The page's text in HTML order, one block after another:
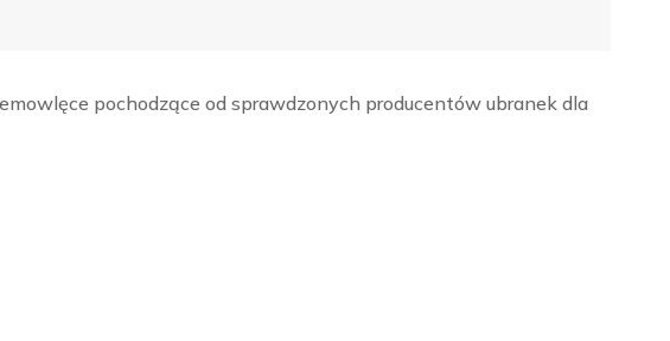
pochodzące od sprawdzonych producentów ubranek dla